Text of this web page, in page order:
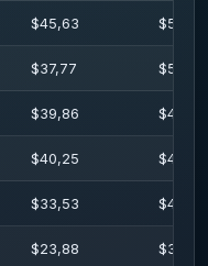
$45,63 $51,49
$37,77 $54,60
$39,86 $44,02
$40,25 $40,59
$33,53 $42,48
$23,88 $36,30